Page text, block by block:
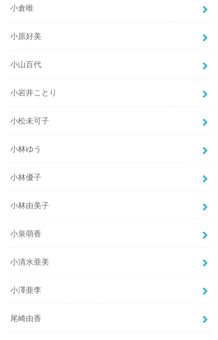
小倉唯
小原好美
小山百代
小岩井ことり
小松未可子
小林ゆう
小林優子
小林由美子
小泉萌香
小清水亜美
小澤亜李
尾崎由香